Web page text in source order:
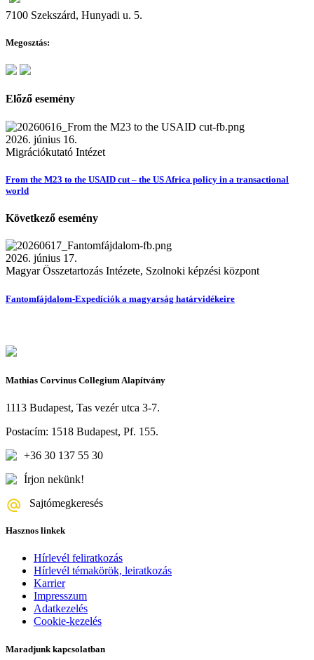
7100 Szekszárd, Hunyadi u. 5.
Megosztás:
Előző esemény
2026. június 16.
Migrációkutató Intézet
From the M23 to the USAID cut – the US Africa policy in a transactional
world
Következő esemény
2026. június 17.
Magyar Összetartozás Intézete, Szolnoki képzési központ
Fantomfájdalom-Expedíciók a magyarság határvidékeire
Mathias Corvinus Collegium Alapítvány
1113 Budapest, Tas vezér utca 3-7.
Postacím: 1518 Budapest, Pf. 155.
+36 30 137 55 30
Írjon nekünk!
Sajtómegkeresés
Hasznos linkek
Hírlevél feliratkozás
Hírlevél témakörök, leiratkozás
Karrier
Impresszum
Adatkezelés
Cookie-kezelés
Maradjunk kapcsolatban